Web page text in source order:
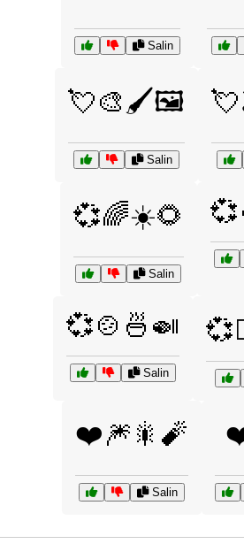
Salin
💘🎨🖌️🖼️
Salin
💞🌈☀️🌻
Salin
💞🍲🍜🍛
Salin
❤️🎆🎇🧨
Salin